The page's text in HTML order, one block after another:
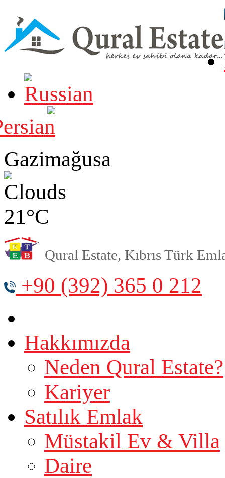
Gazimağusa
21°C
Qural Estate, Kıbrıs Türk
+90 (392) 365 0 212
Hakkımızda
Neden Qural Estate?
Kariyer
Satılık Emlak
Müstakil Ev & Villa
Daire